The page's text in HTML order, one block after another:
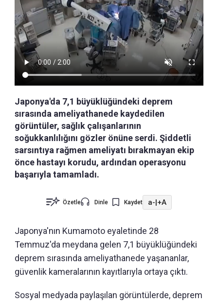
Japonya'da 7,1 büyüklüğündeki deprem
sırasında ameliyathanede kaydedilen
görüntüler, sağlık çalışanlarının
soğukkanlılığını gözler önüne serdi. Şiddetli
sarsıntıya rağmen ameliyatı bırakmayan ekip
önce hastayı korudu, ardından operasyonu
başarıyla tamamladı.
Özetle Dinle Kaydet a-|+A
Japonya'nın Kumamoto eyaletinde 28
Temmuz'da meydana gelen 7,1 büyüklüğündeki
deprem sırasında ameliyathanede yaşananlar,
güvenlik kameralarının kayıtlarıyla ortaya çıktı.
Sosyal medyada paylaşılan görüntülerde, deprem